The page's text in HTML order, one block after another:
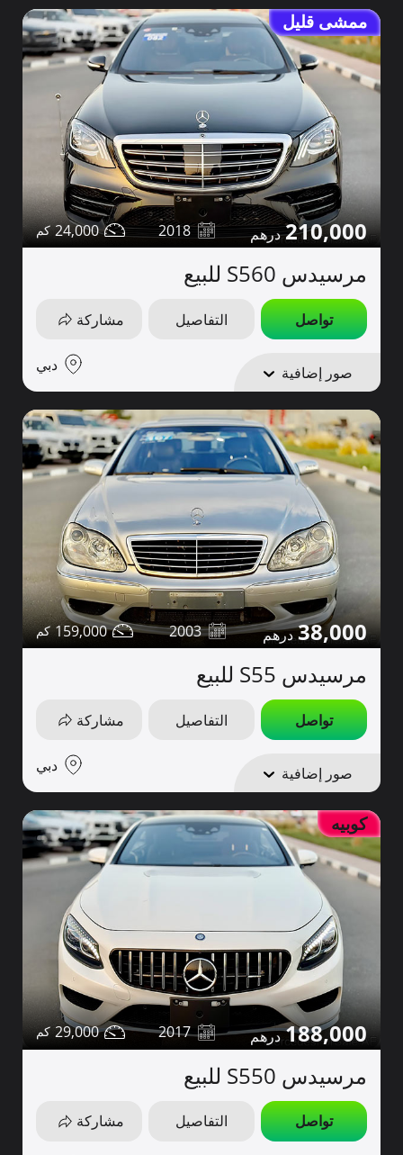
ممشى قليل
210,000
2018
24,000
مرسيدس S560 للبيع
تواصل التفاصيل مشاركة
صور إضافية دبي
38,000
2003
159,000
مرسيدس S55 للبيع
تواصل التفاصيل مشاركة
صور إضافية دبي
كوبيه
188,000
2017
29,000
مرسيدس S550 للبيع
تواصل التفاصيل مشاركة